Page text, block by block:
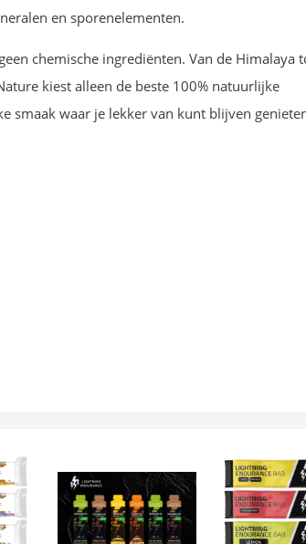
en sporenelementen.
chemische ingrediënten. Van de Himalaya
kiest alleen de beste 100% natuurlijke
smaak waar je lekker van kunt blijven